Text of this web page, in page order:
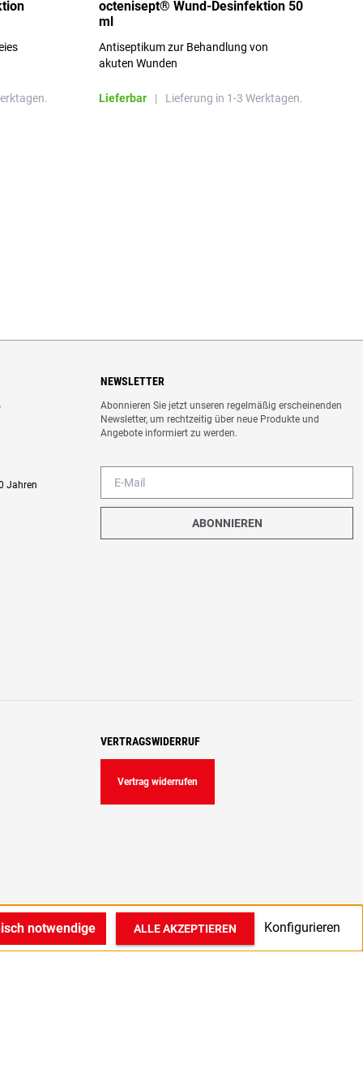
octenisept® Wund-Desinfektion 50
ml
Antiseptikum zur Behandlung von
akuten Wunden
Lieferbar | Lieferung in 1-3 Werktagen.
Jahren
NEWSLETTER
Abonnieren Sie jetzt unseren regelmäßig erscheinenden
Newsletter, um rechtzeitig über neue Produkte und
Angebote informiert zu werden.
ABONNIEREN
VERTRAGSWIDERRUF
Vertrag widerrufen
notwendige Konfigurieren
ALLE AKZEPTIEREN